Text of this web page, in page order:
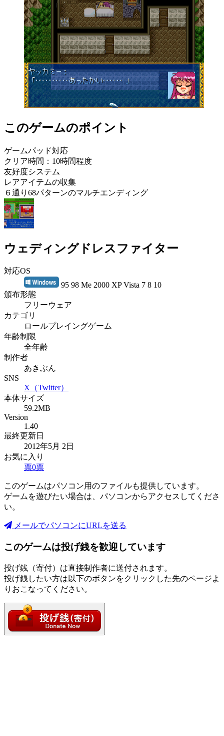
このゲームのポイント
ゲームパッド対応
クリア時間：10時間程度
友好度システム
レアアイテムの収集
６通り68パターンのマルチエンディング
ウェディングドレスファイター
対応OS
95 98 Me 2000 XP Vista 7 8 10
頒布形態
フリーウェア
カテゴリ
ロールプレイングゲーム
年齢制限
全年齢
制作者
あきぶん
SNS
X（Twitter）
本体サイズ
59.2MB
Version
1.40
最終更新日
2012年5月 2日
お気に入り
票0票
このゲームはパソコン用のファイルも提供しています。
ゲームを遊びたい場合は、パソコンからアクセスしてくださ
い。
メールでパソコンにURLを送る
このゲームは投げ銭を歓迎しています
投げ銭（寄付）は直接制作者に送付されます。
投げ銭したい方は以下のボタンをクリックした先のページよ
りおこなってください。